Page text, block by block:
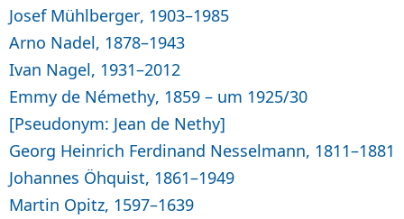
Josef Mühlberger, 1903–1985
Arno Nadel, 1878–1943
Ivan Nagel, 1931–2012
Emmy de Némethy, 1859 – um 1925/30
[Pseudonym: Jean de Nethy]
Georg Heinrich Ferdinand Nesselmann, 1811–1881
Johannes Öhquist, 1861–1949
Martin Opitz, 1597–1639